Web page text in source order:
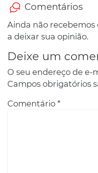
Comentários
Ainda não
a deixar sua opinião.
Deixe um
O seu endereço de e-
Campos obrigatórios
Comentário *